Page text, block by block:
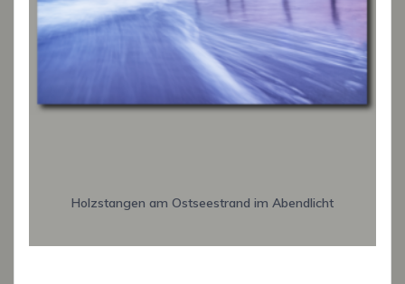
Holzstangen am Ostseestrand im Abendlicht